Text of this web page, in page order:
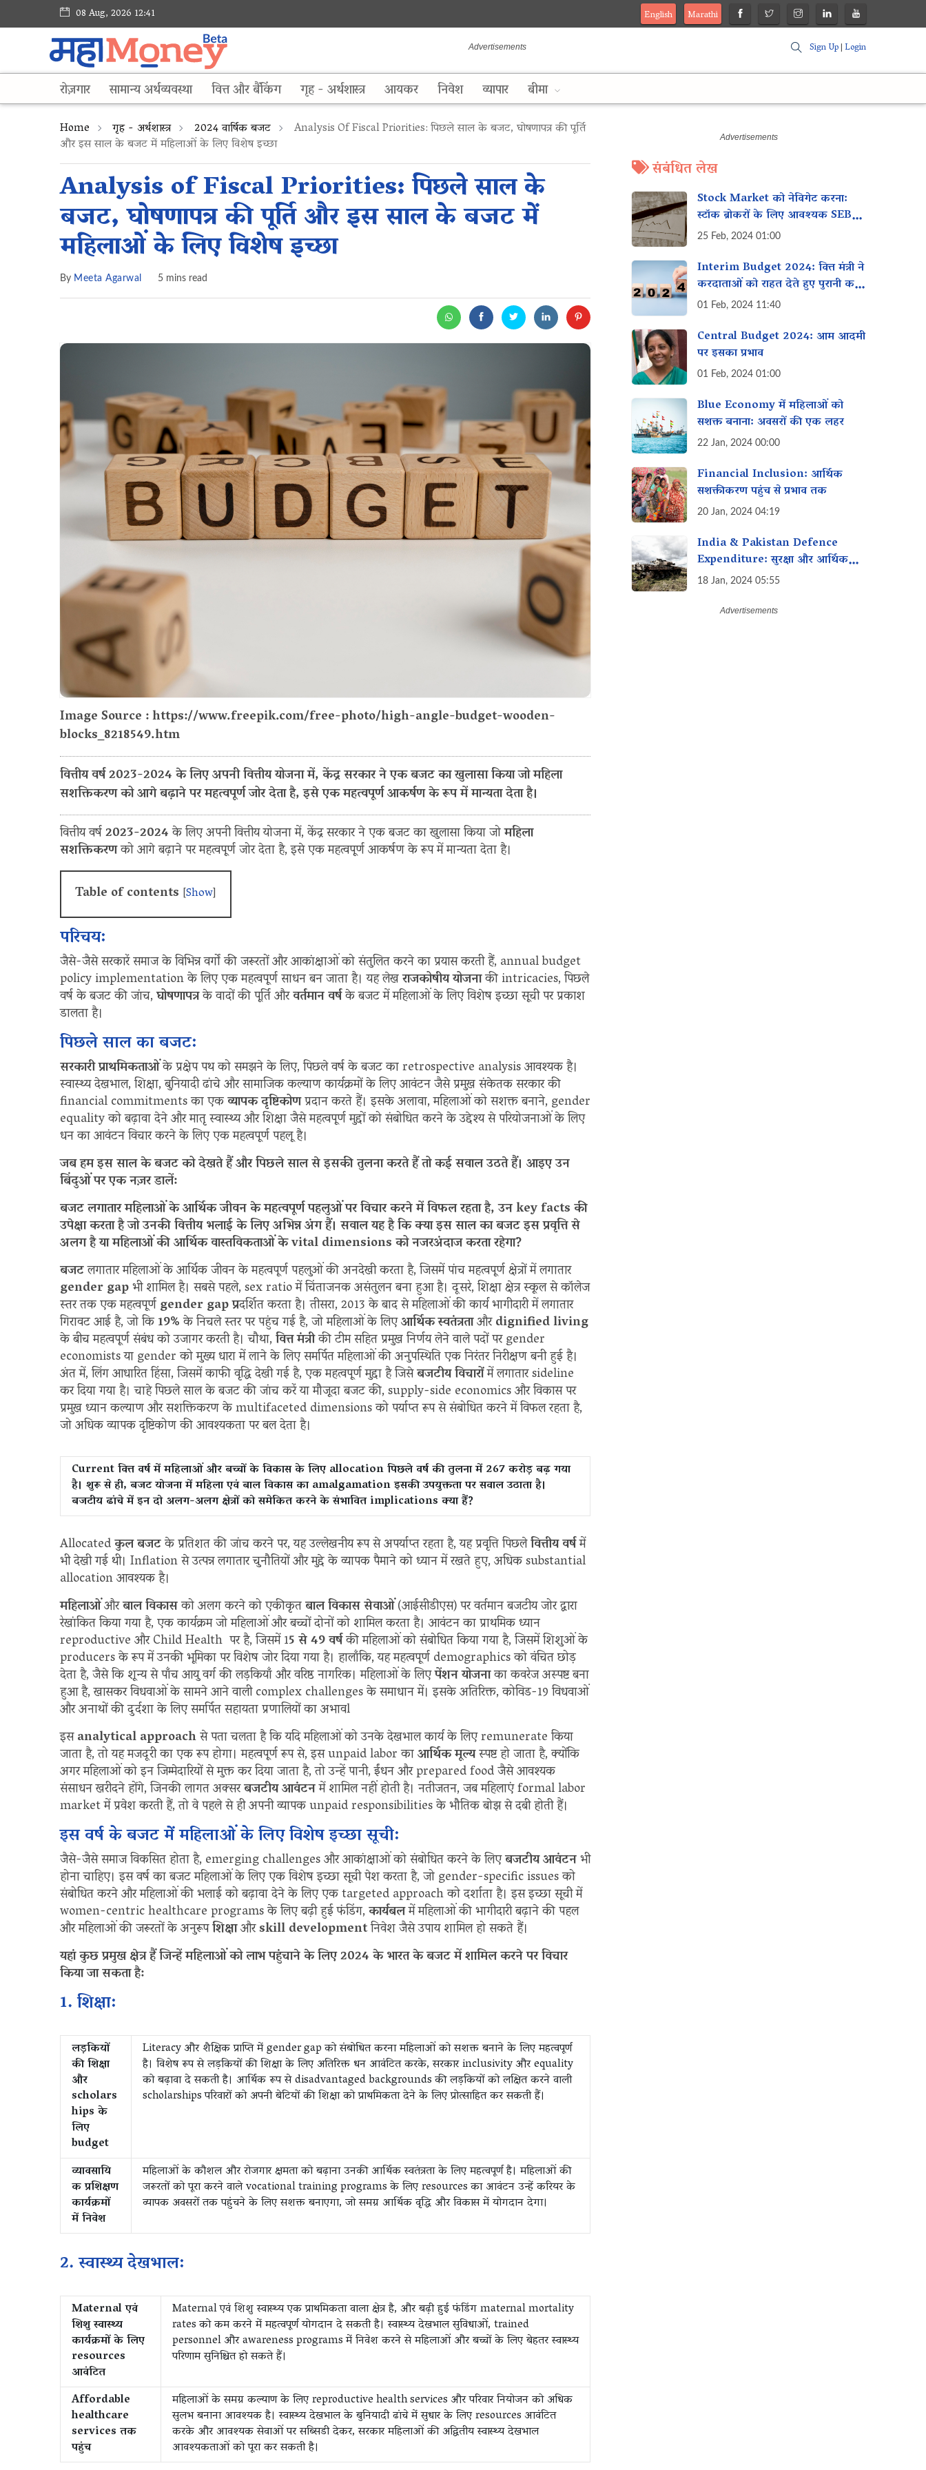
08 Aug, 2026 12:41 English
Marathi
Sign Up|Login
रोज़गार सामान्य अर्थव्यवस्था वित्त और बैंकिंग गृह - अर्थशास्त्र आयकर निवेश व्यापार बीमा
Home गृह - अर्थशास्त्र 2024 वार्षिक बजट Analysis Of Fiscal Priorities: पिछले साल के बजट, घोषणापत्र की पूर्ति
और इस साल के बजट में महिलाओं के लिए विशेष इच्छा
Analysis of Fiscal Priorities: पिछले साल के
बजट, घोषणापत्र की पूर्ति और इस साल के बजट में
महिलाओं के लिए विशेष इच्छा
By Meeta Agarwal 5 mins read
Image Source : https://www.freepik.com/free-photo/high-angle-budget-wooden-
blocks_8218549.htm
वित्तीय वर्ष 2023-2024 के लिए अपनी वित्तीय योजना में, केंद्र सरकार ने एक बजट का खुलासा किया जो महिला
सशक्तिकरण को आगे बढ़ाने पर महत्वपूर्ण जोर देता है, इसे एक महत्वपूर्ण आकर्षण के रूप में मान्यता देता है।
वित्तीय वर्ष2023-2024के लिए अपनी वित्तीय योजना में, केंद्र सरकार ने एक बजट का खुलासा किया जोमहिला
सशक्तिकरणको आगे बढ़ाने पर महत्वपूर्ण जोर देता है, इसे एक महत्वपूर्ण आकर्षण के रूप में मान्यता देता है।
Table of contents [Show]
परिचय:
जैसे-जैसे सरकारें समाज के विभिन्न वर्गों की जरूरतों और आकांक्षाओं को संतुलित करने का प्रयास करती हैं, annual budget
policy implementation के लिए एक महत्वपूर्ण साधन बन जाता है। यह लेखराजकोषीय योजनाकी intricacies, पिछले
वर्ष के बजट की जांच,घोषणापत्रके वादों की पूर्ति औरवर्तमान वर्षके बजट में महिलाओं के लिए विशेष इच्छा सूची पर प्रकाश
डालता है।
पिछले साल का बजट:
सरकारी प्राथमिकताओंके प्रक्षेप पथ को समझने के लिए, पिछले वर्ष के बजट का retrospective analysis आवश्यक है।
स्वास्थ्य देखभाल, शिक्षा, बुनियादी ढांचे और सामाजिक कल्याण कार्यक्रमों के लिए आवंटन जैसे प्रमुख संकेतक सरकार की
financial commitments का एकव्यापक दृष्टिकोणप्रदान करते हैं। इसके अलावा, महिलाओं को सशक्त बनाने, gender
equality को बढ़ावा देने और मातृ स्वास्थ्य और शिक्षा जैसे महत्वपूर्ण मुद्दों को संबोधित करने के उद्देश्य से परियोजनाओं के लिए
धन का आवंटन विचार करने के लिए एक महत्वपूर्ण पहलू है।
जब हम इस साल के बजट को देखते हैं और पिछले साल से इसकी तुलना करते हैं तो कई सवाल उठते हैं। आइए उन
बिंदुओं पर एक नज़र डालें:
बजट लगातार महिलाओं के आर्थिक जीवन के महत्वपूर्ण पहलुओं पर विचार करने में विफल रहता है, उन key facts की
उपेक्षा करता है जो उनकी वित्तीय भलाई के लिए अभिन्न अंग हैं। सवाल यह है कि क्या इस साल का बजट इस प्रवृत्ति से
अलग है या महिलाओं की आर्थिक वास्तविकताओं के vital dimensions को नजरअंदाज करता रहेगा?
बजटलगातार महिलाओं के आर्थिक जीवन के महत्वपूर्ण पहलुओं की अनदेखी करता है, जिसमें पांच महत्वपूर्ण क्षेत्रों में लगातार
gender gapभी शामिल है। सबसे पहले, sex ratio में चिंताजनक असंतुलन बना हुआ है। दूसरे, शिक्षा क्षेत्र स्कूल से कॉलेज
स्तर तक एक महत्वपूर्णgender gap प्रदर्शित करता है। तीसरा, 2013 के बाद से महिलाओं की कार्य भागीदारी में लगातार
गिरावट आई है, जो कि19%के निचले स्तर पर पहुंच गई है, जो महिलाओं के लिएआर्थिक स्वतंत्रताऔरdignified living
के बीच महत्वपूर्ण संबंध को उजागर करती है। चौथा,वित्त मंत्रीकी टीम सहित प्रमुख निर्णय लेने वाले पदों पर gender
economists या gender को मुख्य धारा में लाने के लिए समर्पित महिलाओं की अनुपस्थिति एक निरंतर निरीक्षण बनी हुई है।
अंत में, लिंग आधारित हिंसा, जिसमें काफी वृद्धि देखी गई है, एक महत्वपूर्ण मुद्दा है जिसेबजटीय विचारोंमें लगातार sideline
कर दिया गया है। चाहे पिछले साल के बजट की जांच करें या मौजूदा बजट की, supply-side economics और विकास पर
प्रमुख ध्यान कल्याण और सशक्तिकरण के multifaceted dimensions को पर्याप्त रूप से संबोधित करने में विफल रहता है,
जो अधिक व्यापक दृष्टिकोण की आवश्यकता पर बल देता है।
Current वित्त वर्ष में महिलाओं और बच्चों के विकास के लिए allocation पिछले वर्ष की तुलना में 267 करोड़ बढ़ गया
है। शुरू से ही, बजट योजना में महिला एवं बाल विकास का amalgamation इसकी उपयुक्तता पर सवाल उठाता है।
बजटीय ढांचे में इन दो अलग-अलग क्षेत्रों को समेकित करने के संभावित implications क्या हैं?
Allocatedकुल बजटके प्रतिशत की जांच करने पर, यह उल्लेखनीय रूप से अपर्याप्त रहता है, यह प्रवृत्ति पिछलेवित्तीय वर्षमें
भी देखी गई थी। Inflation से उत्पन्न लगातार चुनौतियों और मुद्दे के व्यापक पैमाने को ध्यान में रखते हुए, अधिक substantial
allocation आवश्यक है।
महिलाओंऔरबाल विकासको अलग करने को एकीकृतबाल विकास सेवाओं(आईसीडीएस) पर वर्तमान बजटीय जोर द्वारा
रेखांकित किया गया है, एक कार्यक्रम जो महिलाओं और बच्चों दोनों को शामिल करता है। आवंटन का प्राथमिक ध्यान
reproductive और Child Health पर है, जिसमें 15 से 49 वर्षकी महिलाओं को संबोधित किया गया है, जिसमें शिशुओं के
producers के रूप में उनकी भूमिका पर विशेष जोर दिया गया है। हालाँकि, यह महत्वपूर्ण demographics को वंचित छोड़
देता है, जैसे कि शून्य से पाँच आयु वर्ग की लड़कियाँ और वरिष्ठ नागरिक। महिलाओं के लिएपेंशन योजनाका कवरेज अस्पष्ट बना
हुआ है, खासकर विधवाओं के सामने आने वाली complex challenges के समाधान में। इसके अतिरिक्त, कोविड-19 विधवाओं
और अनाथों की दुर्दशा के लिए समर्पित सहायता प्रणालियों का अभावl
इसanalytical approachसे पता चलता है कि यदि महिलाओं को उनके देखभाल कार्य के लिए remunerate किया
जाता है, तो यह मजदूरी का एक रूप होगा। महत्वपूर्ण रूप से, इस unpaid labor काआर्थिक मूल्यस्पष्ट हो जाता है, क्योंकि
अगर महिलाओं को इन जिम्मेदारियों से मुक्त कर दिया जाता है, तो उन्हें पानी, ईंधन और prepared food जैसे आवश्यक
संसाधन खरीदने होंगे, जिनकी लागत अक्सरबजटीय आवंटनमें शामिल नहीं होती है। नतीजतन, जब महिलाएं formal labor
market में प्रवेश करती हैं, तो वे पहले से ही अपनी व्यापक unpaid responsibilities के भौतिक बोझ से दबी होती हैं।
इस वर्ष के बजट में महिलाओं के लिए विशेष इच्छा सूची:
जैसे-जैसे समाज विकसित होता है, emerging challenges और आकांक्षाओं को संबोधित करने के लिएबजटीय आवंटनभी
होना चाहिए। इस वर्ष का बजट महिलाओं के लिए एक विशेष इच्छा सूची पेश करता है, जो gender-specific issues को
संबोधित करने और महिलाओं की भलाई को बढ़ावा देने के लिए एक targeted approach को दर्शाता है। इस इच्छा सूची में
women-centric healthcare programs के लिए बढ़ी हुई फंडिंग,कार्यबलमें महिलाओं की भागीदारी बढ़ाने की पहल
और महिलाओं की जरूरतों के अनुरूपशिक्षाऔरskill developmentनिवेश जैसे उपाय शामिल हो सकते हैं।
यहां कुछ प्रमुख क्षेत्र हैं जिन्हें महिलाओं को लाभ पहुंचाने के लिए 2024 के भारत के बजट में शामिल करने पर विचार
किया जा सकता है:
1. शिक्षा:
लड़कियों
की शिक्षा
और
scholars
hips के
लिए
budget
Literacy और शैक्षिक प्राप्ति में gender gap को संबोधित करना महिलाओं को सशक्त बनाने के लिए महत्वपूर्ण
है। विशेष रूप से लड़कियों की शिक्षा के लिए अतिरिक्त धन आवंटित करके, सरकार inclusivity और equality
को बढ़ावा दे सकती है। आर्थिक रूप से disadvantaged backgrounds की लड़कियों को लक्षित करने वाली
scholarships परिवारों को अपनी बेटियों की शिक्षा को प्राथमिकता देने के लिए प्रोत्साहित कर सकती हैं।
व्यावसायि
क प्रशिक्षण
कार्यक्रमों
में निवेश
महिलाओं के कौशल और रोजगार क्षमता को बढ़ाना उनकी आर्थिक स्वतंत्रता के लिए महत्वपूर्ण है। महिलाओं की
जरूरतों को पूरा करने वाले vocational training programs के लिए resources का आवंटन उन्हें करियर के
व्यापक अवसरों तक पहुंचने के लिए सशक्त बनाएगा, जो समग्र आर्थिक वृद्धि और विकास में योगदान देगा।
2. स्वास्थ्य देखभाल:
Maternal एवं
शिशु स्वास्थ्य
कार्यक्रमों के लिए
resources
आवंटित
Maternal एवं शिशु स्वास्थ्य एक प्राथमिकता वाला क्षेत्र है, और बढ़ी हुई फंडिंग maternal mortality
rates को कम करने में महत्वपूर्ण योगदान दे सकती है। स्वास्थ्य देखभाल सुविधाओं, trained
personnel और awareness programs में निवेश करने से महिलाओं और बच्चों के लिए बेहतर स्वास्थ्य
परिणाम सुनिश्चित हो सकते हैं।
Affordable
healthcare
services तक
पहुंच
महिलाओं के समग्र कल्याण के लिए reproductive health services और परिवार नियोजन को अधिक
सुलभ बनाना आवश्यक है। स्वास्थ्य देखभाल के बुनियादी ढांचे में सुधार के लिए resources आवंटित
करके और आवश्यक सेवाओं पर सब्सिडी देकर, सरकार महिलाओं की अद्वितीय स्वास्थ्य देखभाल
आवश्यकताओं को पूरा कर सकती है।
संबंधित लेख
Stock Market को नेविगेट करना:
स्टॉक ब्रोकरों के लिए आवश्यक SEBI
Guidelines
25 Feb, 2024 01:00
Interim Budget 2024: वित्त मंत्री ने
करदाताओं को राहत देते हुए पुरानी कर
मांगों को वापस लेने की घोषणा की
01 Feb, 2024 11:40
Central Budget 2024: आम आदमी
पर इसका प्रभाव
01 Feb, 2024 01:00
Blue Economy में महिलाओं को
सशक्त बनाना: अवसरों की एक लहर
22 Jan, 2024 00:00
Financial Inclusion: आर्थिक
सशक्तीकरण पहुंच से प्रभाव तक
20 Jan, 2024 04:19
India & Pakistan Defence
Expenditure: सुरक्षा और आर्थिक
प्राथमिकताओं को संतुलित करना!
18 Jan, 2024 05:55